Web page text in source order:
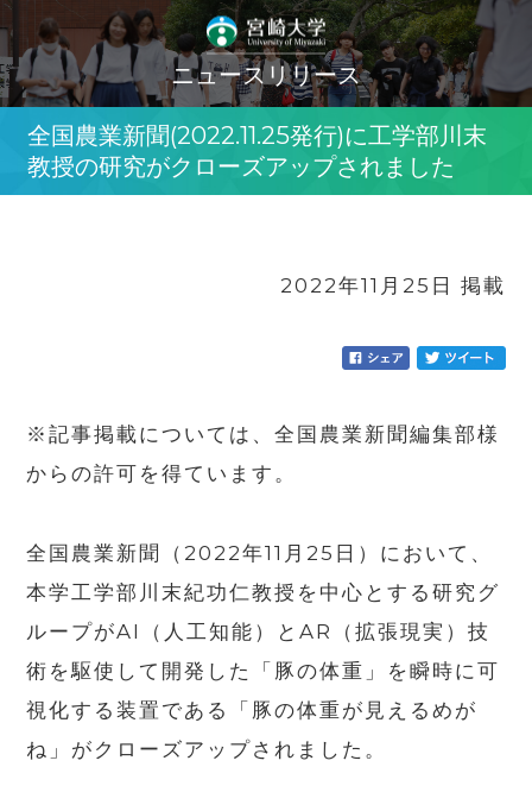
ニュースリリース
全国農業新聞(2022.11.25発行)に工学部川末
教授の研究がクローズアップされました
2022年11月25日 掲載
※記事掲載については、全国農業新聞編集部様
からの許可を得ています。
全国農業新聞（ 2022年11 月 25 日）において、
本学工学部川末紀功仁教授を中心とする研究グ
ループがAI（人工知能）とAR
（拡張現実）技
術を駆使して開発した「豚の体重」を瞬時に可
視化する装置である「豚の体重が見えるめが
ね」がクローズアップされました。